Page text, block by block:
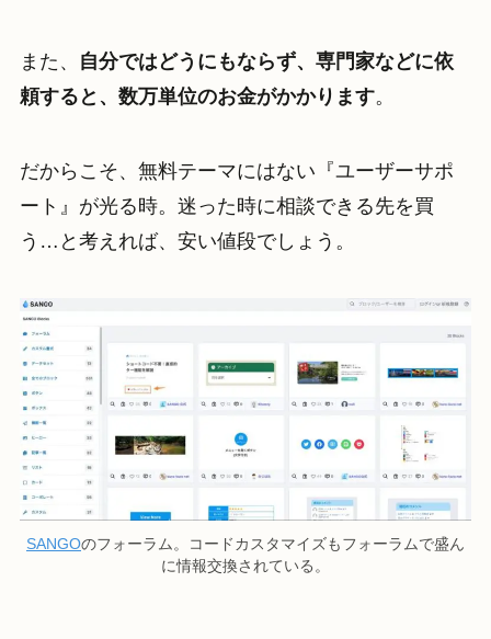
また、
自分ではどうにもならず、専門家などに依
頼すると、数万単位のお金がかかります。
だからこそ、無料テーマにはない『ユーザーサポ
ート』が光る時。迷った時に相談できる先を買
う…と考えれば、安い値段でしょう。
SANGOのフォーラム。コードカスタマイズもフォーラムで盛ん
に情報交換されている。